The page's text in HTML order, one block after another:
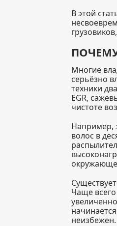
В этой
Многие
серьёзно
техники
EGR,
чистоте
Например,
волос в
Чаще
неизбежен.